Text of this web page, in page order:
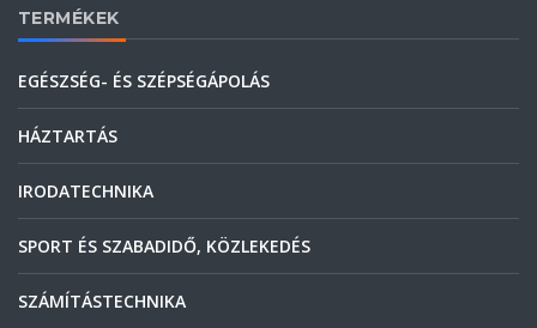
TERMÉKEK
EGÉSZSÉG- ÉS SZÉPSÉGÁPOLÁS
HÁZTARTÁS
IRODATECHNIKA
SPORT ÉS SZABADIDŐ, KÖZLEKEDÉS
SZÁMÍTÁSTECHNIKA